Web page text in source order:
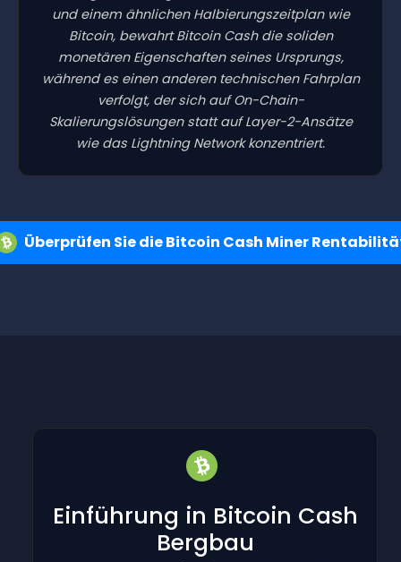
und einem ähnlichen Halbierungszeitplan wie
Bitcoin, bewahrt Bitcoin Cash die soliden
monetären Eigenschaften seines Ursprungs,
während es einen anderen technischen Fahrplan
verfolgt, der sich auf On-Chain-
Skalierungslösungen statt auf Layer-2-Ansätze
wie das Lightning Network konzentriert.
Überprüfen Sie die Bitcoin Cash Miner
Einführung in Bitcoin Cash
Bergbau